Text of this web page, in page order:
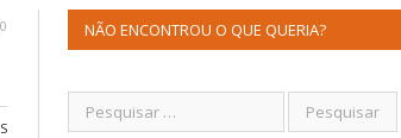
0 NÃO ENCONTROU O QUE QUERIA?